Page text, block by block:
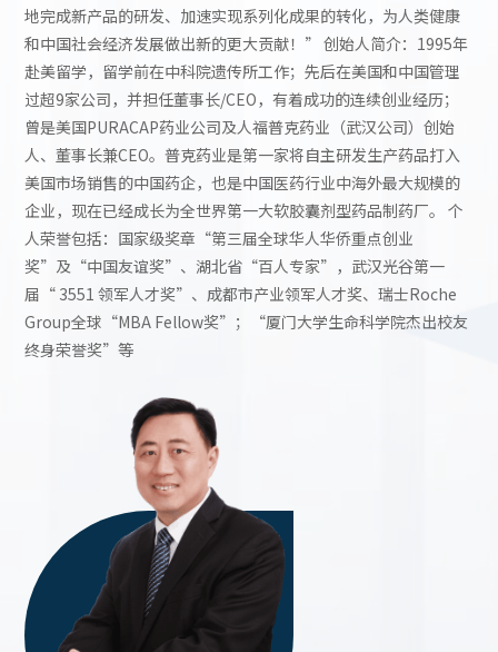
地完成新产品的研发、加速实现系列化成果的转化，为人类健康
和中国社会经济发展做出新的更大贡献！” 创始人简介：1995年
赴美留学，留学前在中科院遗传所工作；先后在美国和中国管理
过超9家公司，并担任董事长/CEO，有着成功的连续创业经历；
曾是美国PURACAP药业公司及人福普克药业（武汉公司）创始
人、董事长兼CEO。普克药业是第一家将自主研发生产药品打入
美国市场销售的中国药企，也是中国医药行业中海外最大规模的
企业，现在已经成长为全世界第一大软胶囊剂型药品制药厂。 个
人荣誉包括：国家级奖章“第三届全球华人华侨重点创业
奖”及“中国友谊奖”、湖北省“百人专家”，武汉光谷第一
届“ 3551 领军人才奖”、成都市产业领军人才奖、瑞士Roche
Group全球“MBA Fellow奖”；“厦门大学生命科学院杰出校友
终身荣誉奖”等